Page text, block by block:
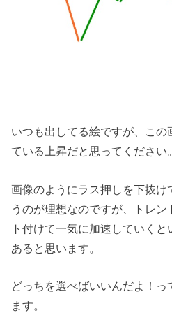
いつも出してる絵ですが、この
ている上昇だと思ってください。
画像のようにラス押しを下抜け
うのが理想なのですが、トレン
ト付けて一気に加速していく
あると思います。
どっちを選べばいいんだよ！
ます。